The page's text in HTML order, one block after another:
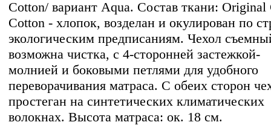
Cotton/ вариант Aqua. Состав ткани: Original
Cotton - хлопок, возделан и окулирован по
экологическим предписаниям. Чехол
возможна чистка, с 4-сторонней застежкой-
молнией и боковыми петлями для удобного
переворачивания матраса. C обеих сторон
простеган на синтетических климатических
волокнах. Высота матраса: ок. 18 см.